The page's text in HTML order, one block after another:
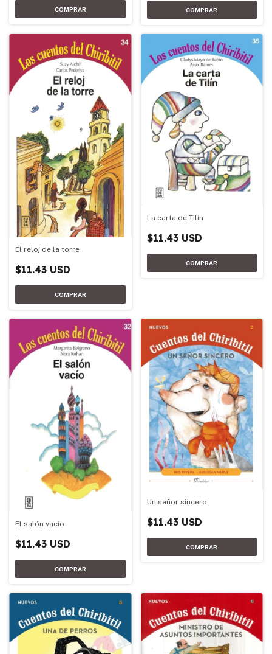
El reloj de la torre
$11.43 USD
La carta de Tilín
$11.43 USD
El salón vacío
$11.43 USD
Un señor sincero
$11.43 USD